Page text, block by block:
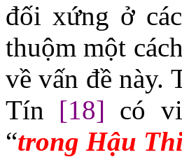
đối xứng ở
thuộm một
về vấn đề này.
Tín [18] có
“trong Hậu